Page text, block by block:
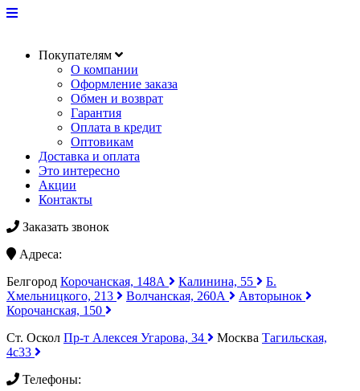
Покупателям
О компании
Оформление заказа
Обмен и возврат
Гарантия
Оплата в кредит
Оптовикам
Доставка и оплата
Это интересно
Акции
Контакты
Заказать звонок
Адреса:
Белгород Корочанская, 148А Калинина, 55
Б.
Хмельницкого, 213
Волчанская, 260А
Авторынок
Корочанская, 150
Ст. Оскол Пр-т Алексея Угарова, 34 Москва Тагильская,
4с33
Телефоны: